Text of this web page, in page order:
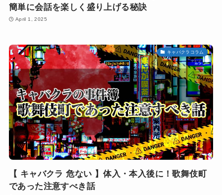
簡単に会話を楽しく盛り上げる秘訣
April 1, 2025
キャバクラコラム
【 キャバクラ 危ない 】体入・本入後に！歌舞伎町
であった注意すべき話